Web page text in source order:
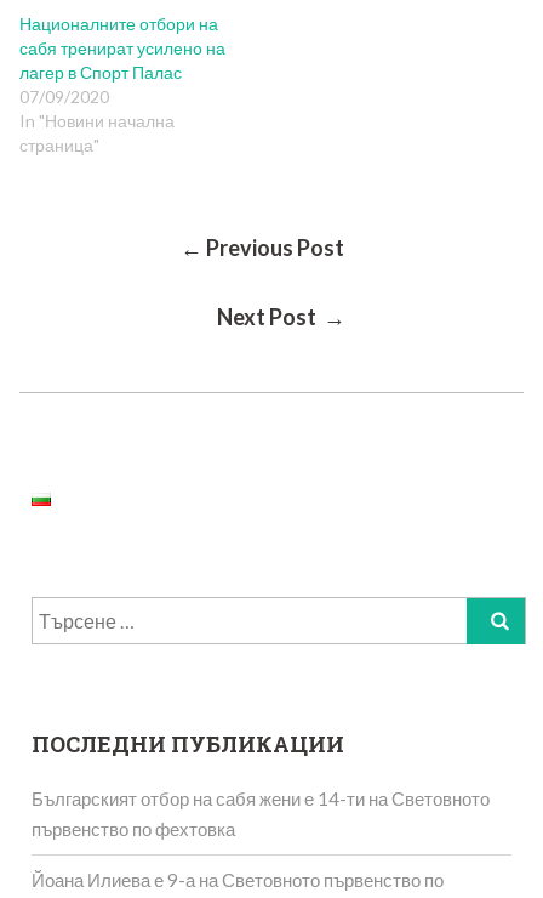
Националните отбори на
сабя тренират усилено на
лагер в Спорт Палас
07/09/2020
In "Новини начална
страница"
← Previous Post
Next Post →
Търсене
за:
ПОСЛЕДНИ ПУБЛИКАЦИИ
Българският отбор на сабя жени е 14-ти на Световното
първенство по фехтовка
Йоана Илиева е 9-а на Световното първенство по